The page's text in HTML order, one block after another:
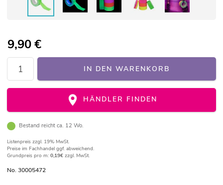
9,90€
IN DEN WARENKORB
HÄNDLER FINDEN
Bestand reicht ca. 12 Wo.
Listenpreis zzgl. 19% MwSt.
Preise im Fachhandel ggf. abweichend.
Grundpreis pro m: 0,19€ zzgl. MwSt.
No. 30005472